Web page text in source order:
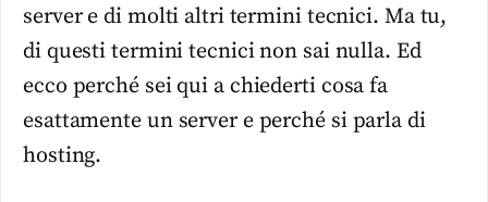
server e di molti altri termini tecnici. Ma tu,
di questi termini tecnici non sai nulla. Ed
ecco perché sei qui a chiederti cosa fa
esattamente un server e perché si parla di
hosting.